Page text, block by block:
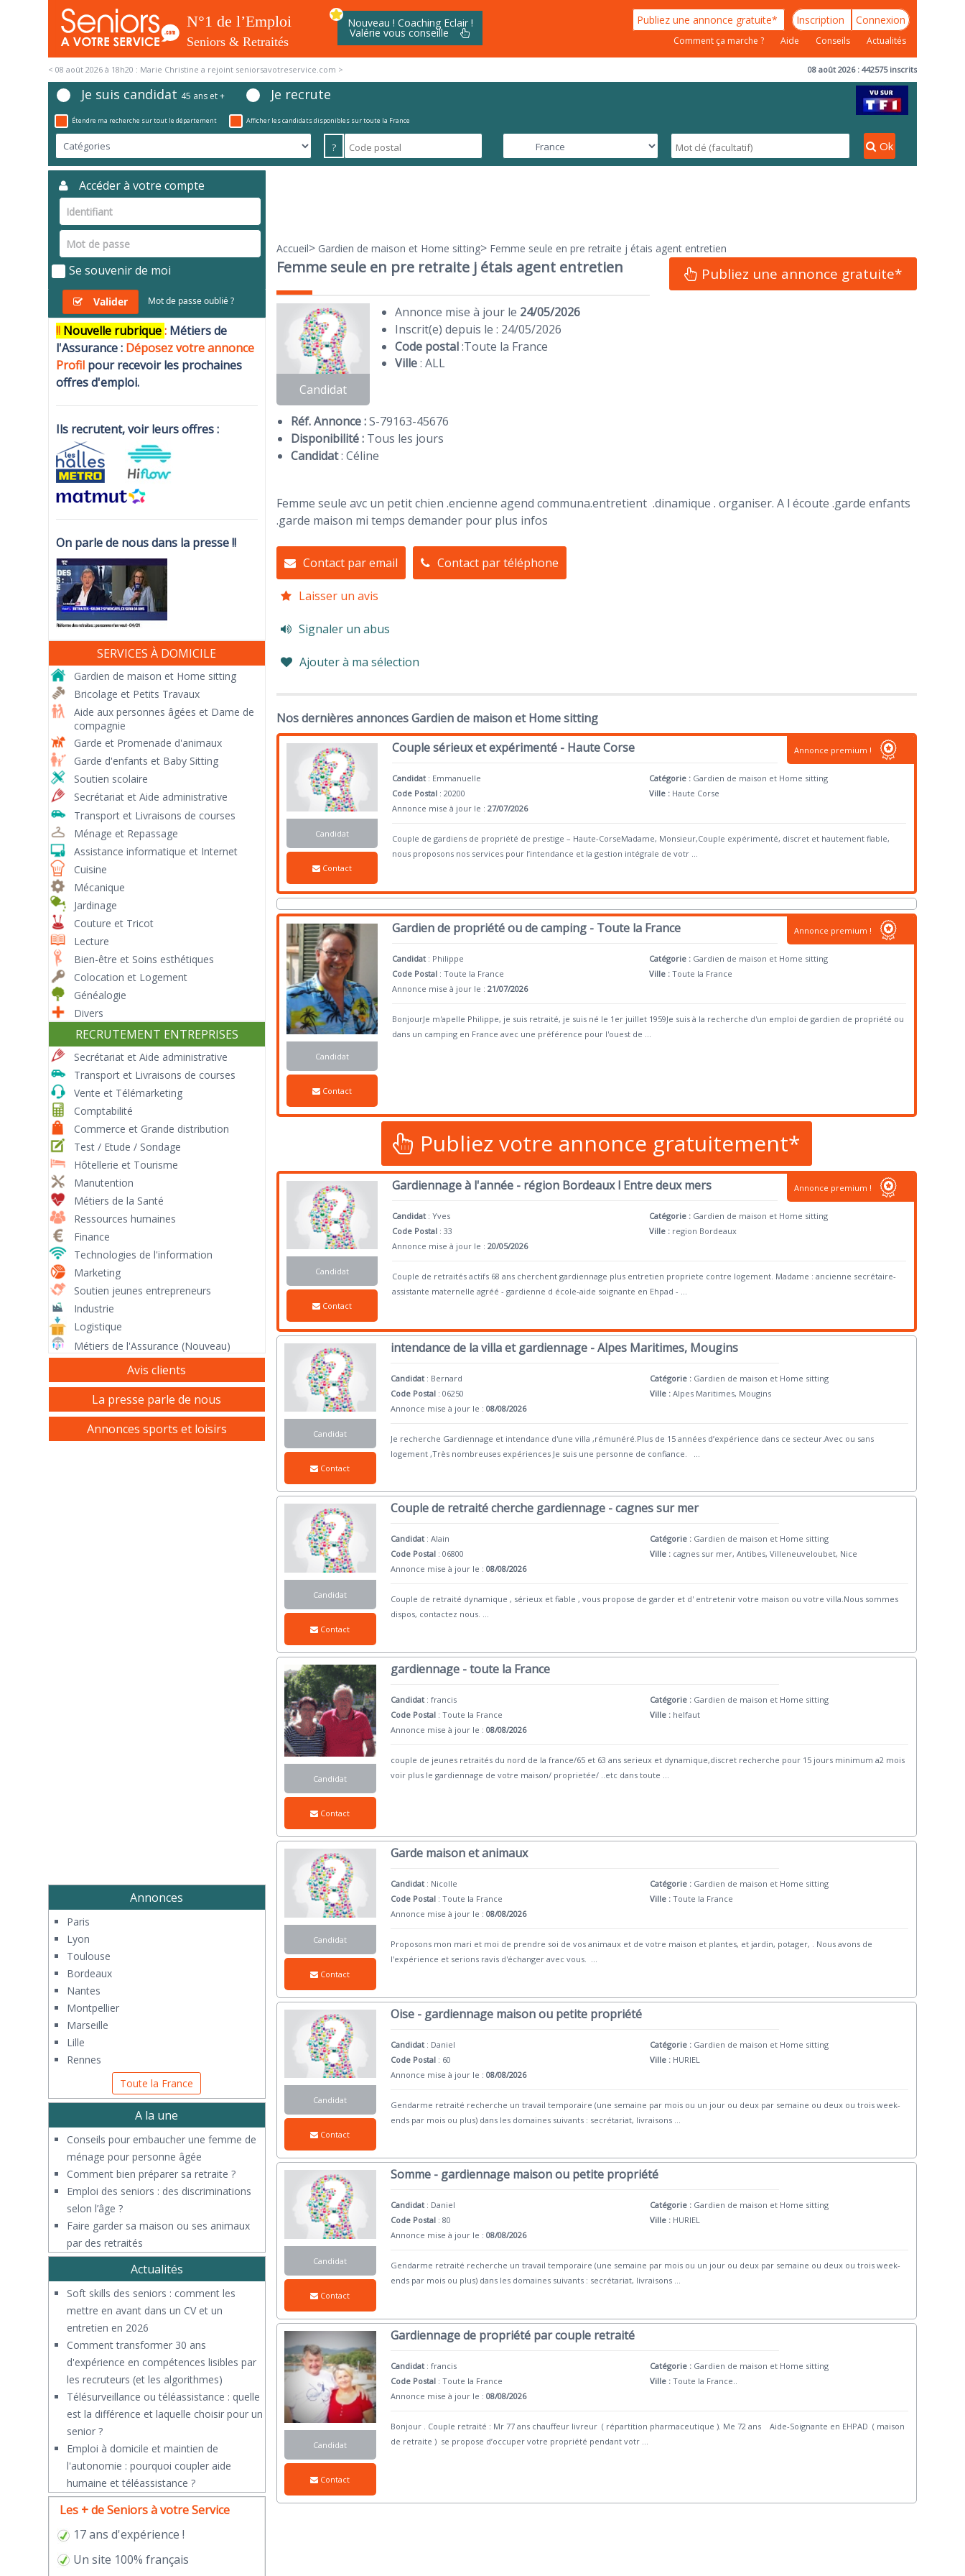
Nouveau ! Coaching Eclair !
Valérie vous conseille
Publiez une annonce gratuite* Inscription Connexion
Comment ça marche ? Aide Conseils Actualités
< 08 août 2026 à 18h08 : Corinne a rejoint seniorsavotreservice.com > 08 août 2026 : 442575 inscrits
Je suis candidat 45 ans et + Je recrute
Étendre ma recherche sur tout le département Afficher les candidats disponibles sur toute la France
? Ok
Accueil> Gardien de maison et Home sitting> Femme seule en pre retraite j étais agent entretien
Femme seule en pre retraite j étais agent entretien Publiez une annonce gratuite*
Candidat
Annonce mise à jour le 24/05/2026
Inscrit(e) depuis le : 24/05/2026
Code postal:Toute la France
Ville: ALL
Réf. Annonce :S-79163-45676
Disponibilité :Tous les jours
Candidat: Céline
Femme seule avc un petit chien .encienne agend communa.entretient .dinamique . organiser. A l écoute .garde enfants
.garde maison mi temps demander pour plus infos
Contact par email Contact par téléphone
Laisser un avis
Signaler un abus
Ajouter à ma sélection
Nos dernières annonces Gardien de maison et Home sitting
Candidat
Contact
Couple sérieux et expérimenté - Haute Corse
Candidat : Emmanuelle
Code Postal : 20200
Annonce mise à jour le :27/07/2026
Catégorie : Gardien de maison et Home sitting
Ville : Haute Corse
Couple de gardiens de propriété de prestige – Haute-CorseMadame, Monsieur,Couple expérimenté, discret et hautement fiable,
nous proposons nos services pour l’intendance et la gestion intégrale de votr ...
Annonce premium !
Candidat
Contact
Gardien de propriété ou de camping - Toute la France
Candidat : Philippe
Code Postal : Toute la France
Annonce mise à jour le :21/07/2026
Catégorie : Gardien de maison et Home sitting
Ville :Toute la France
BonjourJe m'apelle Philippe, je suis retraité, je suis né le 1er juillet 1959Je suis à la recherche d'un emploi de gardien de propriété ou
dans un camping en France avec une préférence pour l'ouest de ...
Annonce premium !
Publiez votre annonce gratuitement*
Candidat
Contact
Gardiennage à l'année - région Bordeaux l Entre deux mers
Candidat :Yves
Code Postal : 33
Annonce mise à jour le :20/05/2026
Catégorie : Gardien de maison et Home sitting
Ville : region Bordeaux
Couple de retraités actifs 68 ans cherchent gardiennage plus entretien propriete contre logement. Madame : ancienne secrétaire-
assistante maternelle agréé - gardienne d école-aide soignante en Ehpad -
Annonce premium !
Candidat
Contact
intendance de la villa et gardiennage - Alpes Maritimes, Mougins
Candidat : Bernard
Code Postal : 06250
Annonce mise à jour le :08/08/2026
Catégorie : Gardien de maison et Home sitting
Ville : Alpes Maritimes, Mougins
Je recherche Gardiennage et intendance d'une villa ,rémunéré.Plus de 15 années d’expérience dans ce secteur.Avec ou sans
logement ,Très nombreuses expériences Je suis une personne de confiance.
Candidat
Contact
Couple de retraité cherche gardiennage - cagnes sur mer
Candidat :Alain
Code Postal : 06800
Annonce mise à jour le :08/08/2026
Catégorie : Gardien de maison et Home sitting
Ville : cagnes sur mer, Antibes, Villeneuveloubet, Nice
Couple de retraité dynamique , sérieux et fiable , vous propose de garder et d' entretenir votre maison ou votre villa.Nous sommes
dispos, contactez nous. ...
Candidat
Contact
gardiennage - toute la France
Candidat :francis
Code Postal : Toute la France
Annonce mise à jour le :08/08/2026
Catégorie : Gardien de maison et Home sitting
Ville : helfaut
couple de jeunes retraités du nord de la france/65 et 63 ans serieux et dynamique,discret recherche pour 15 jours minimum a2 mois
voir plus le gardiennage de votre maison/ proprietée/ ..etc dans toute ...
Candidat
Contact
Garde maison et animaux
Candidat : Nicolle
Code Postal : Toute la France
Annonce mise à jour le :08/08/2026
Catégorie : Gardien de maison et Home sitting
Ville : Toute la France
Proposons mon mari et moi de prendre soi de vos animaux et de votre maison et plantes, et jardin, potager, . Nous avons de
l'expérience et serions ravis d'échanger avec vous.
Candidat
Contact
Oise - gardiennage maison ou petite propriété
Candidat : Daniel
Code Postal : 60
Annonce mise à jour le :08/08/2026
Catégorie : Gardien de maison et Home sitting
Ville : HURIEL
Gendarme retraité recherche un travail temporaire (une semaine par mois ou un jour ou deux par semaine ou deux ou trois week-
ends par mois ou plus) dans les domaines suivants : secrétariat, livraisons
Candidat
Contact
Somme - gardiennage maison ou petite propriété
Candidat : Daniel
Code Postal : 80
Annonce mise à jour le :08/08/2026
Catégorie : Gardien de maison et Home sitting
Ville : HURIEL
Gendarme retraité recherche un travail temporaire (une semaine par mois ou un jour ou deux par semaine ou deux ou trois week-
ends par mois ou plus) dans les domaines suivants : secrétariat, livraisons ...
Candidat
Contact
Gardiennage de propriété par couple retraité
Candidat :francis
Code Postal : Toute la France
Annonce mise à jour le :08/08/2026
Catégorie : Gardien de maison et Home sitting
Ville : Toute la France..
Bonjour . Couple retraité : Mr 77 ans chauffeur livreur ( répartition pharmaceutique ). Me 72 ans Aide-Soignante en EHPAD ( maison
de retraite ) se propose d’occuper votre propriété pendant votr ...
Accéder à votre compte
Se souvenir de moi
Valider Mot de passe oublié ?
!! Nouvelle rubrique: Métiers de
l'Assurance : Déposez votre annonce
Profil pour recevoir les prochaines
offres d'emploi.
Ils recrutent, voir leurs offres :
On parle de nous dans la presse !!
SERVICES À DOMICILE
Gardien de maison et Home sitting
Bricolage et Petits Travaux
Aide aux personnes âgées et Dame de
compagnie
Garde et Promenade d'animaux
Garde d'enfants et Baby Sitting
Soutien scolaire
Secrétariat et Aide administrative
Transport et Livraisons de courses
Ménage et Repassage
Assistance informatique et Internet
Cuisine
Mécanique
Jardinage
Couture et Tricot
Lecture
Bien-être et Soins esthétiques
Colocation et Logement
Généalogie
Divers
RECRUTEMENT ENTREPRISES
Secrétariat et Aide administrative
Transport et Livraisons de courses
Vente et Télémarketing
Comptabilité
Commerce et Grande distribution
Test / Etude / Sondage
Hôtellerie et Tourisme
Manutention
Métiers de la Santé
Ressources humaines
Finance
Technologies de l'information
Marketing
Soutien jeunes entrepreneurs
Industrie
Logistique
Métiers de l'Assurance (Nouveau)
Avis clients
La presse parle de nous
Annonces sports et loisirs
Annonces
Paris
Lyon
Toulouse
Bordeaux
Nantes
Montpellier
Marseille
Lille
Rennes
Toute la France
A la une
Conseils pour embaucher une femme de
ménage pour personne âgée
Comment bien préparer sa retraite ?
Emploi des seniors : des discriminations
selon l’âge ?
Faire garder sa maison ou ses animaux
par des retraités
Actualités
Soft skills des seniors : comment les
mettre en avant dans un CV et un
entretien en 2026
Comment transformer 30 ans
d'expérience en compétences lisibles par
les recruteurs (et les algorithmes)
Télésurveillance ou téléassistance : quelle
est la différence et laquelle choisir pour un
senior ?
​Emploi à domicile et maintien de
l'autonomie : pourquoi coupler aide
humaine et téléassistance ?
Les + de Seniors à votre Service
17 ans d'expérience !
Un site 100% français